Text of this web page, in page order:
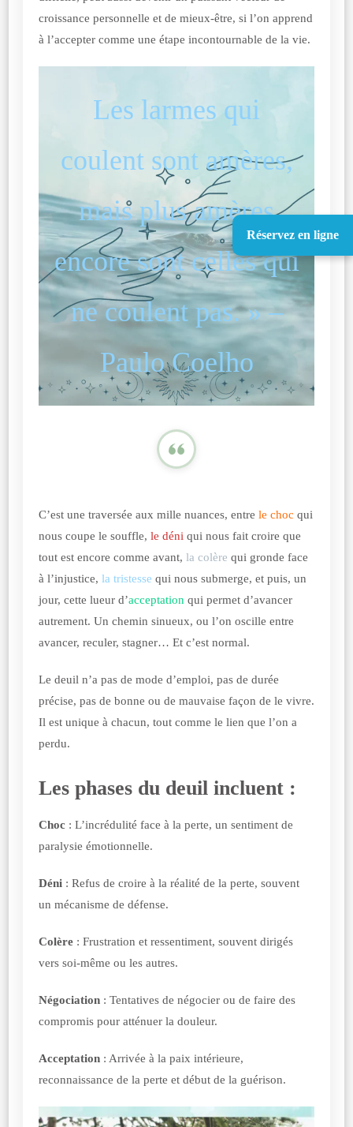
croissance personnelle et de mieux-être, si l’on apprend
à l’accepter comme une étape incontournable de la vie.
Les larmes qui
coulent sont amères,
mais plus amères
encore sont celles qui
ne coulent pas. » –
Paulo Coelho
C’est une traversée aux mille nuances, entre le choc qui
nous coupe le souffle, le déni qui nous fait croire que
tout est encore comme avant, la colère qui gronde face
à l’injustice, la tristesse qui nous submerge, et puis, un
jour, cette lueur d’acceptation qui permet d’avancer
autrement. Un chemin sinueux, ou l’on oscille entre
avancer, reculer, stagner… Et c’est normal.
Le deuil n’a pas de mode d’emploi, pas de durée
précise, pas de bonne ou de mauvaise façon de le vivre.
Il est unique à chacun, tout comme le lien que l’on a
perdu.
Les phases du deuil incluent :
Choc : L’incrédulité face à la perte, un sentiment de
paralysie émotionnelle.
Déni : Refus de croire à la réalité de la perte, souvent
un mécanisme de défense.
Colère : Frustration et ressentiment, souvent dirigés
vers soi-même ou les autres.
Négociation : Tentatives de négocier ou de faire des
compromis pour atténuer la douleur.
Acceptation : Arrivée à la paix intérieure,
reconnaissance de la perte et début de la guérison.
Réservez en ligne